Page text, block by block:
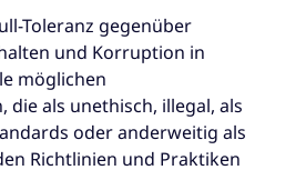
Toleranz gegenüber
und Korruption in
möglichen
die als unethisch, illegal, als
oder anderweitig als
Richtlinien und Praktiken